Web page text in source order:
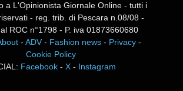
a L'Opinionista Giornale Online - tutti i
- reg. trib. di Pescara n.08/08 -
ROC n°1798 - P. iva 01873660680
-ADV - Fashion news - Privacy -
Cookie Policy
Facebook -X - Instagram